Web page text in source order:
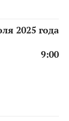
2025 года
9:00